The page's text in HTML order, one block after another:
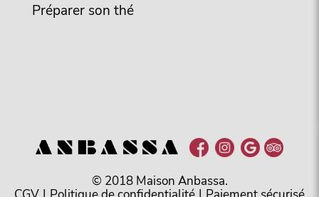
Préparer son thé
© 2018 Maison Anbassa.